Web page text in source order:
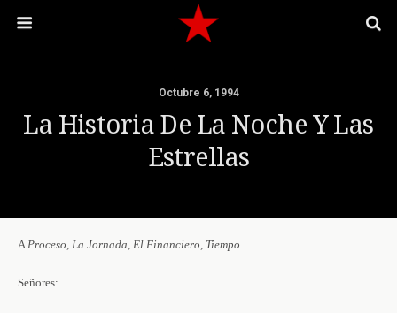
Octubre 6, 1994
La Historia De La Noche Y Las
Estrellas
AProceso, La Jornada, El Financiero, Tiempo
Señores: